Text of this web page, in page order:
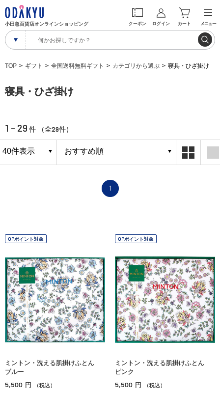
小田急百貨店オンラインショッピング クーポン ログイン カート メニュー
TOP ギフト 全国送料無料ギフト カテゴリから選ぶ 寝具・ひざ掛け
寝具・ひざ掛け
1 - 29 件 （全29件）
1
OPポイント対象
ミントン・洗える肌掛けふとん
ブルー
5,500 円 （税込）
OPポイント対象
ミントン・洗える肌掛けふとん
ピンク
5,500 円 （税込）